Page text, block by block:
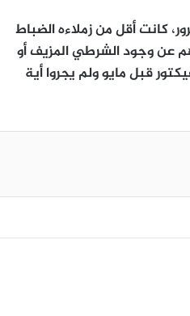
كانت أقل من زملاءه الضباط
عن وجود الشرطي المزيف أو
قبل مايو ولم يجروا أية